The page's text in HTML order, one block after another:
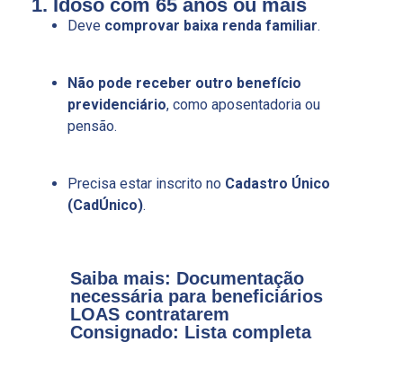
1. Idoso com 65 anos ou mais
Deve comprovar baixa renda familiar.
Não pode receber outro benefício
previdenciário, como aposentadoria ou
pensão.
Precisa estar inscrito no Cadastro Único
(CadÚnico).
Saiba mais: Documentação
necessária para beneficiários
LOAS contratarem
Consignado: Lista completa